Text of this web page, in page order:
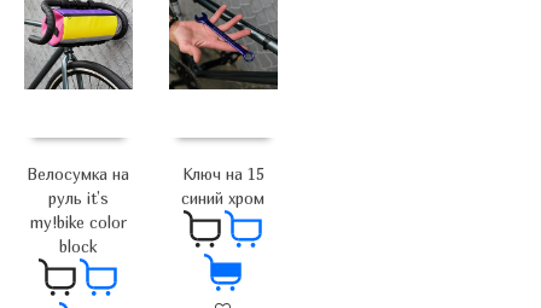
Велосумка на
руль it’s
my!bike color
block
Ключ на 15
синий хром